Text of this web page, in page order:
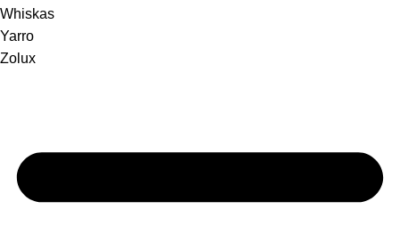
Whiskas
Yarro
Zolux